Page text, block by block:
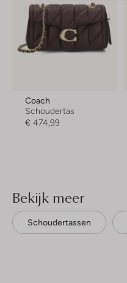
Coach
Schoudertas
€ 474,99
Bekijk meer
Schoudertassen